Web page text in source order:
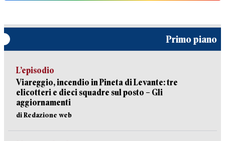
Primo piano
L’episodio
Viareggio, incendio in Pineta di Levante: tre
elicotteri e dieci squadre sul posto – Gli
aggiornamenti
di Redazione web